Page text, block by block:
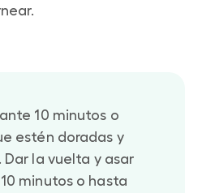
10 minutos o
estén doradas y
Dar la vuelta y asar
minutos o hasta